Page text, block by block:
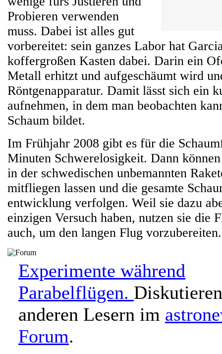
Probieren verwenden
muss. Dabei ist alles gut
vorbereitet: sein ganzes Labor hat
koffergroßen Kasten dabei. Darin ein
Metall erhitzt und aufgeschäumt wird
Röntgenapparatur. Damit lässt sich ein
aufnehmen, in dem man beobachten
Schaum bildet.
Im Frühjahr 2008 gibt es für die
Minuten Schwerelosigkeit. Dann
in der schwedischen unbemannten
mitfliegen lassen und die gesamte
entwicklung verfolgen. Weil sie dazu
einzigen Versuch haben, nutzen sie die
auch, um den langen Flug vorzubereiten.
Experimente während
Parabelflügen.
anderen Lesern im
Forum.